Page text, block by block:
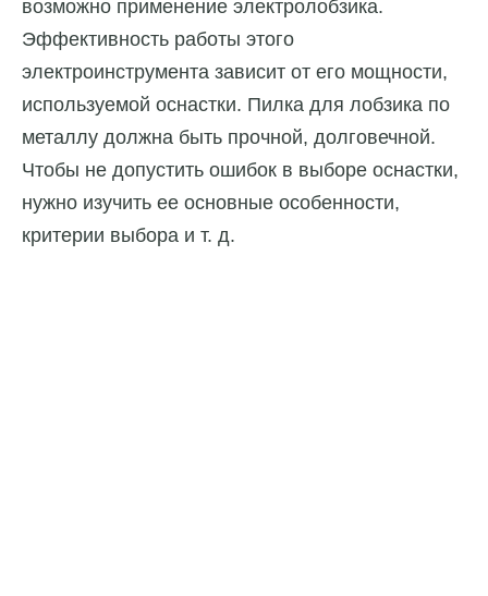
возможно применение электролобзика.
Эффективность работы этого
электроинструмента зависит от его мощности,
используемой оснастки. Пилка для лобзика по
металлу должна быть прочной, долговечной.
Чтобы не допустить ошибок в выборе оснастки,
нужно изучить ее основные особенности,
критерии выбора и т. д.